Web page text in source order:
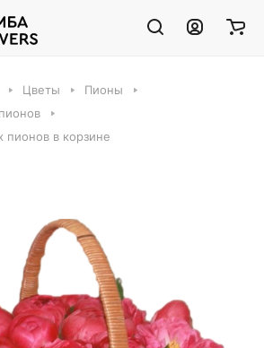
Цветы
Пионы
пионов в корзине